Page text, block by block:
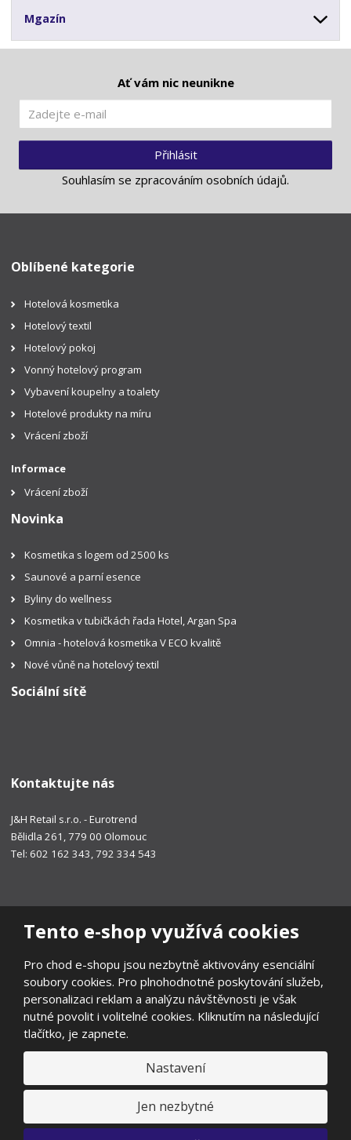
Tento e-shop využívá cookies
Pro chod e-shopu jsou nezbytně aktivovány esenciální
soubory cookies. Pro plnohodnotné poskytování služeb,
personalizaci reklam a analýzu návštěvnosti je však
nutné povolit i volitelné cookies. Kliknutím na následující
tlačítko, je zapnete.
Nastavení
Jen nezbytné
Mgazín
Ať vám nic neunikne
Přihlásit
Souhlasím se zpracováním osobních údajů.
Oblíbené kategorie
Hotelová kosmetika
Hotelový textil
Hotelový pokoj
Vonný hotelový program
Vybavení koupelny a toalety
Hotelové produkty na míru
Vrácení zboží
Informace
Vrácení zboží
Novinka
Kosmetika s logem od 2500 ks
Saunové a parní esence
Byliny do wellness
Kosmetika v tubičkách řada Hotel, Argan Spa
Omnia - hotelová kosmetika V ECO kvalitě
Nové vůně na hotelový textil
Sociální sítě
Kontaktujte nás
J&H Retail s.r.o. - Eurotrend
Bělidla 261, 779 00 Olomouc
Tel: 602 162 343, 792 334 543
Prohlášení o přístupnosti|Ochrana osobních údajů|Mapa stránek
Všeobecné obchodní podmínky|Ochrana oznamovatelů
Odstoupení od smlouvy